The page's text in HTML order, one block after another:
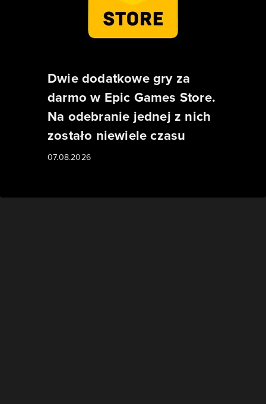
Dwie dodatkowe gry za
darmo w Epic Games Store.
Na odebranie jednej z nich
zostało niewiele czasu
07.08.2026